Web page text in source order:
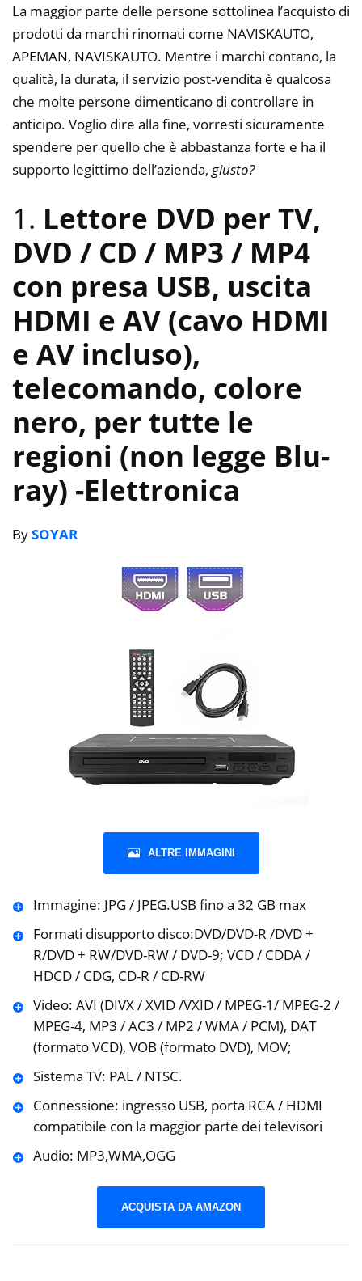
La maggior parte delle persone sottolinea l’acquisto di
prodotti da marchi rinomati come NAVISKAUTO,
APEMAN, NAVISKAUTO. Mentre i marchi contano, la
qualità, la durata, il servizio post-vendita è qualcosa
che molte persone dimenticano di controllare in
anticipo. Voglio dire alla fine, vorresti sicuramente
spendere per quello che è abbastanza forte e ha il
supporto legittimo dell’azienda, giusto?
1. Lettore DVD per TV,
DVD / CD / MP3 / MP4
con presa USB, uscita
HDMI e AV (cavo HDMI
e AV incluso),
telecomando, colore
nero, per tutte le
regioni (non legge Blu-
ray) -Elettronica
BySOYAR
ALTRE IMMAGINI
Immagine: JPG / JPEG.USB fino a 32 GB max
Formati disupporto disco:DVD/DVD-R /DVD +
R/DVD + RW/DVD-RW / DVD-9; VCD / CDDA /
HDCD / CDG, CD-R / CD-RW
Video: AVI (DIVX / XVID /VXID / MPEG-1/ MPEG-2 /
MPEG-4, MP3 / AC3 / MP2 / WMA / PCM), DAT
(formato VCD), VOB (formato DVD), MOV;
Sistema TV: PAL / NTSC.
Connessione: ingresso USB, porta RCA / HDMI
compatibile con la maggior parte dei televisori
Audio: MP3,WMA,OGG
ACQUISTA DA AMAZON